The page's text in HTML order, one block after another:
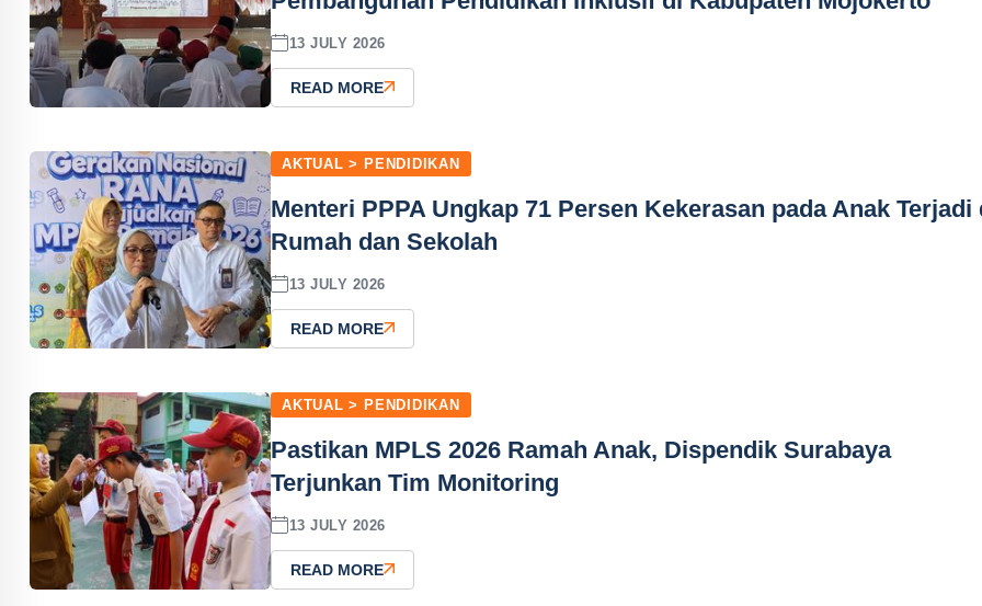
13 JULY 2026
READ MORE
AKTUAL > PENDIDIKAN
Menteri PPPA Ungkap 71 Persen Kekerasan pada Anak Terjadi
Rumah dan Sekolah
13 JULY 2026
READ MORE
AKTUAL > PENDIDIKAN
Pastikan MPLS 2026 Ramah Anak, Dispendik Surabaya
Terjunkan Tim Monitoring
13 JULY 2026
READ MORE